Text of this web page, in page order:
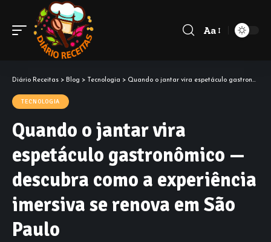
Aa
Diário Receitas > Blog > Tecnologia > Quando o jantar vira espetáculo gastronômico — descubra como a experiência imersiva se renova em São Paulo
TECNOLOGIA
Quando o jantar vira
espetáculo gastronômico —
descubra como a experiência
imersiva se renova em São
Paulo